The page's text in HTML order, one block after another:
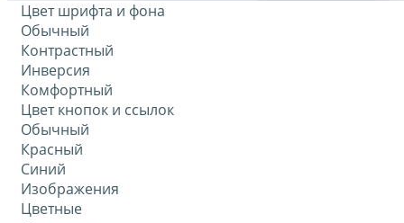
Цвет шрифта и фона
Обычный
Контрастный
Инверсия
Комфортный
Цвет кнопок и ссылок
Обычный
Красный
Синий
Изображения
Цветные